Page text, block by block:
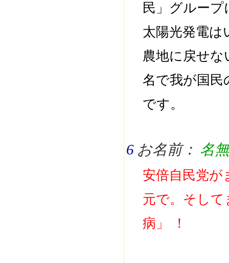
民」グルー
太陽光発電は
農地に戻せな
名で我が国民
です。
6 お名前： 名
安倍自民党が
元で。そして
病」 ！